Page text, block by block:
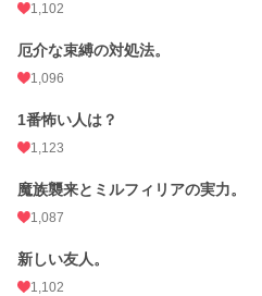
1,102
厄介な束縛の対処法。
1,096
1番怖い人は？
1,123
魔族襲来とミルフィリアの実力。
1,087
新しい友人。
1,102